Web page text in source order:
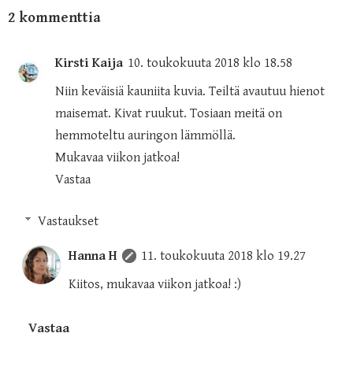
2 kommenttia
Kirsti Kaija 10. toukokuuta 2018 klo 18.58
Niin keväisiä kauniita kuvia. Teiltä avautuu hienot
maisemat. Kivat ruukut. Tosiaan meitä on
hemmoteltu auringon lämmöllä.
Mukavaa viikon jatkoa!
Vastaa
Vastaukset
Hanna H
11. toukokuuta 2018 klo 19.27
Kiitos, mukavaa viikon jatkoa! :)
Vastaa